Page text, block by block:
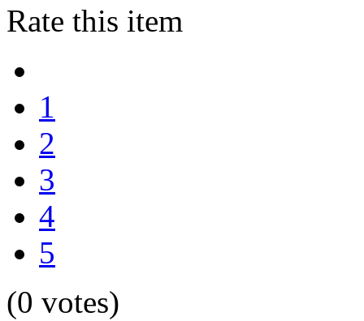
Rate this item
1
2
3
4
5
(0 votes)